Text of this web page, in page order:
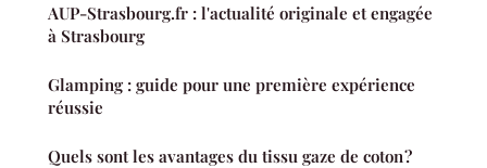
AUP-Strasbourg.fr : l'actualité originale et engagée
à Strasbourg
Glamping : guide pour une première expérience
réussie
Quels sont les avantages du tissu gaze de coton ?